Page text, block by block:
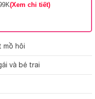
(Xem chi tiết)
mồ hôi
và bé trai